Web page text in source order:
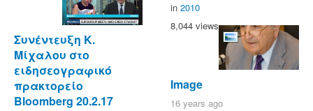
Συνέντευξη Κ.
Μίχαλου στο
ειδησεογραφικό
πρακτορείο
Bloomberg 20.2.17
in 2010
8,044 views
Image
16 years ago